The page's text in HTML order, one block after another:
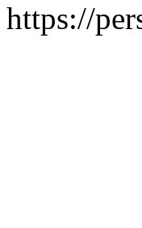
https://